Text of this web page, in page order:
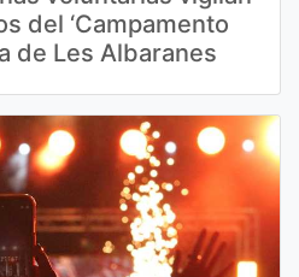
del ‘Campamento
de Les Albaranes